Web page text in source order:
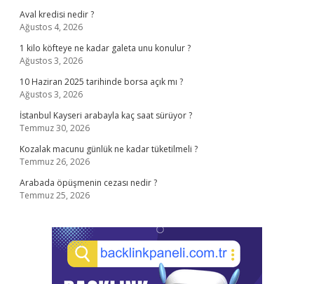
Aval kredisi nedir ?
Ağustos 4, 2026
1 kilo köfteye ne kadar galeta unu konulur ?
Ağustos 3, 2026
10 Haziran 2025 tarihinde borsa açık mı ?
Ağustos 3, 2026
İstanbul Kayseri arabayla kaç saat sürüyor ?
Temmuz 30, 2026
Kozalak macunu günlük ne kadar tüketilmeli ?
Temmuz 26, 2026
Arabada öpüşmenin cezası nedir ?
Temmuz 25, 2026